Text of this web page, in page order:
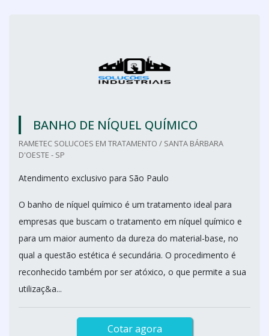
BANHO DE NÍQUEL QUÍMICO
RAMETEC SOLUCOES EM TRATAMENTO / SANTA BÁRBARA
D'OESTE - SP
Atendimento exclusivo para São Paulo
O banho de níquel químico é um tratamento ideal para
empresas que buscam o tratamento em níquel químico e
para um maior aumento da dureza do material-base, no
qual a questão estética é secundária. O procedimento é
reconhecido também por ser atóxico, o que permite a sua
utilizaç&a...
Cotar agora